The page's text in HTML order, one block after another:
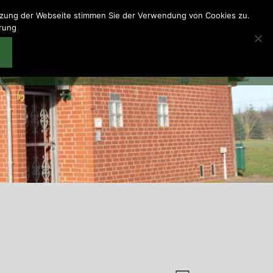
der Webseite stimmen Sie der Verwendung von Cookies zu.